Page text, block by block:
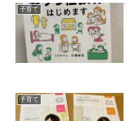
子育て
子育て